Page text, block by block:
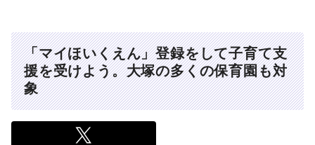
「マイほいくえん」登録をして子育て支
援を受けよう。大塚の多くの保育園も対
象